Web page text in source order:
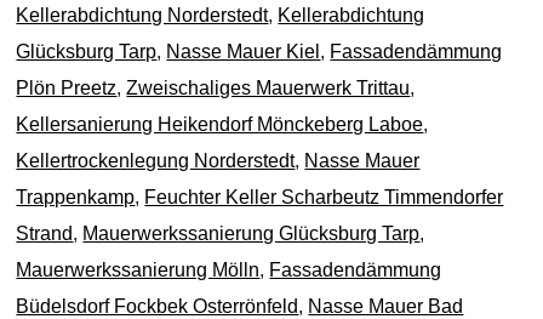
Kellerabdichtung Norderstedt, Kellerabdichtung
Glücksburg Tarp, Nasse Mauer Kiel , Fassadendämmung
Plön Preetz,Zweischaliges Mauerwerk Trittau,
Kellersanierung Heikendorf Mönckeberg Laboe,
Kellertrockenlegung Norderstedt, Nasse Mauer
Trappenkamp, Feuchter Keller Scharbeutz Timmendorfer
Strand, Mauerwerkssanierung Glücksburg Tarp,
Mauerwerkssanierung Mölln, Fassadendämmung
Büdelsdorf Fockbek Osterrönfeld, Nasse Mauer Bad